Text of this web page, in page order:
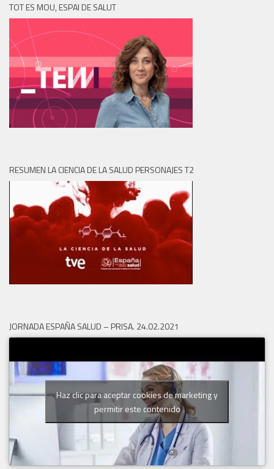
TOT ES MOU, ESPAI DE SALUT
RESUMEN LA CIENCIA DE LA SALUD PERSONAJES T2
JORNADA ESPAÑA SALUD – PRISA. 24.02.2021
Haz clic para aceptar cookies de marketing y
permitir este contenido